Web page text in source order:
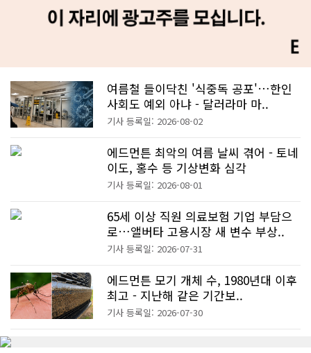
여름철 들이닥친 '식중독 공포'…한인
사회도 예외 아냐 - 달러라마 마..
기사 등록일: 2026-08-02
에드먼튼 최악의 여름 날씨 겪어 - 토네
이도, 홍수 등 기상변화 심각
기사 등록일: 2026-08-01
65세 이상 직원 의료보험 기업 부담으
로…앨버타 고용시장 새 변수 부상..
기사 등록일: 2026-07-31
에드먼튼 모기 개체 수, 1980년대 이후
최고 - 지난해 같은 기간보..
기사 등록일: 2026-07-30